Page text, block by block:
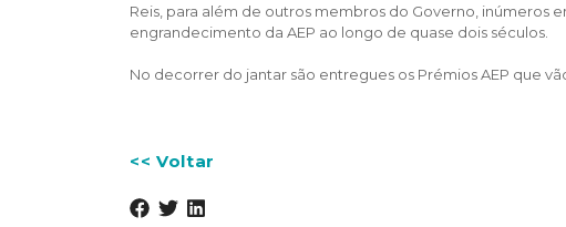
Reis, para além de outros membros do Governo, inúmeros
engrandecimento da AEP ao longo de quase dois séculos.
No decorrer do jantar são entregues os Prémios AEP que
<< Voltar